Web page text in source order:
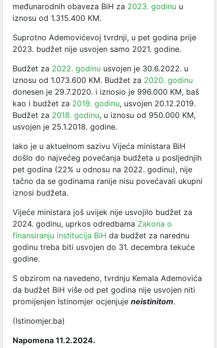
međunarodnih obaveza BiH za 2023. godinu u
iznosu od 1.315.400 KM.
Suprotno Ademovićevoj tvrdnji, u pet godina prije
2023. budžet nije usvojen samo 2021. godine.
Budžet za 2022. godinu usvojen je 30.6.2022. u
iznosu od 1.073.600 KM. Budžet za 2020. godinu
donesen je 29.7.2020. i iznosio je 996.000 KM, baš
kao i budžet za 2019. godinu, usvojen 20.12.2019.
Budžet za 2018. godinu, u iznosu od 950.000 KM,
usvojen je 25.1.2018. godine.
Iako je u aktuelnom sazivu Vijeća ministara BiH
došlo do najvećeg povećanja budžeta u posljednjih
pet godina (22% u odnosu na 2022. godinu), nije
tačno da se godinama ranije nisu povećavali ukupni
iznosi budžeta.
Vijeće ministara još uvijek nije usvojilo budžet za
2024. godinu, uprkos odredbama Zakona o
finansiranju institucija BiH da budžet za narednu
godinu treba biti usvojen do 31. decembra tekuće
godine.
S obzirom na navedeno, tvrdnju Kemala Ademovića
da budžet BiH više od pet godina nije usvojen niti
promijenjen Istinomjer ocjenjuje neistinitom.
(Istinomjer.ba)
Napomena 11.2.2024.